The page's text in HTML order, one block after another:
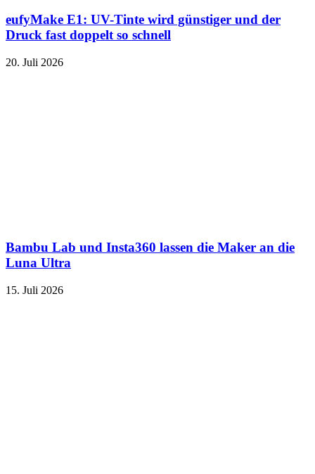
eufyMake E1: UV-Tinte wird günstiger und der
Druck fast doppelt so schnell
20. Juli 2026
Bambu Lab und Insta360 lassen die Maker an die
Luna Ultra
15. Juli 2026